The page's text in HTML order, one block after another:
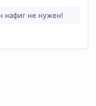
нафиг не нужен!